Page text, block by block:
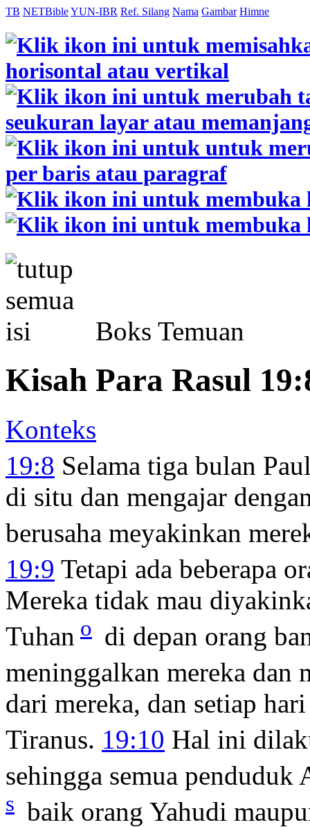
TB NETBibleYUN-IBR Ref. Silang Nama Gambar Himne
Boks Temuan
Kisah Para Rasul
Konteks
19:8 Selama tiga bulan
di situ dan mengajar
berusaha meyakinkan
19:9 Tetapi ada beberapa
Mereka tidak mau
Tuhan o di depan orang
meninggalkan mereka dan
dari mereka, dan setiap
Tiranus. 19:10 Hal ini
sehingga semua penduduk
s baik orang Yahudi